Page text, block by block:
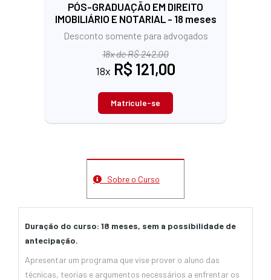
PÓS-GRADUAÇÃO EM DIREITO
IMOBILIÁRIO E NOTARIAL - 18 meses
Desconto somente para advogados
18x de R$ 242,00
18x R$ 121,00
Matricule-se
Sobre o Curso
Duração do curso: 18 meses, sem a possibilidade de
antecipação.
Apresentar um programa que vise prover o aluno das
técnicas, teorias e argumentos necessários a enfrentar os